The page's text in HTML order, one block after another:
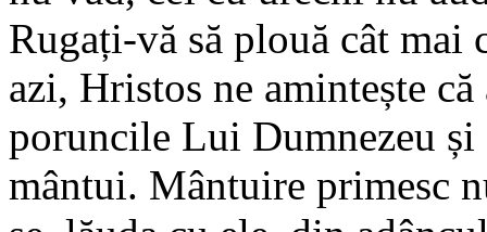
Rugați-vă să plouă cât
azi, Hristos ne amintește
poruncile Lui Dumnezeu
mântui. Mântuire primesc